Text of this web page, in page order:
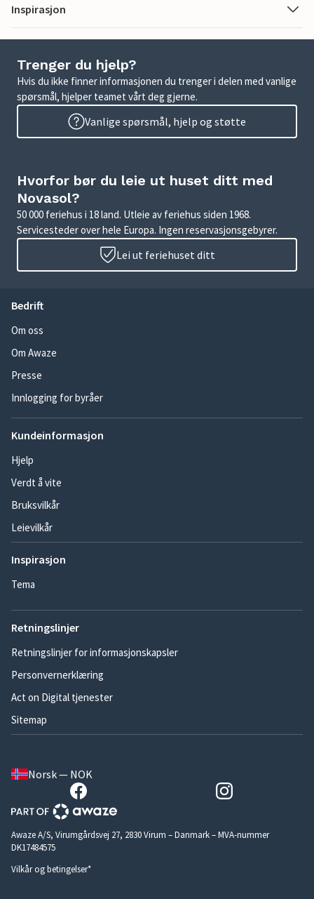
Inspirasjon
Trenger du hjelp?
Hvis du ikke finner informasjonen du trenger i delen med vanlige
spørsmål, hjelper teamet vårt deg gjerne.
Vanlige spørsmål, hjelp og støtte
Hvorfor bør du leie ut huset ditt med
Novasol?
50 000 feriehus i 18 land. Utleie av feriehus siden 1968.
Servicesteder over hele Europa. Ingen reservasjonsgebyrer.
Lei ut feriehuset ditt
Bedrift
Om oss
Om Awaze
Presse
Innlogging for byråer
Kundeinformasjon
Hjelp
Verdt å vite
Bruksvilkår
Leievilkår
Inspirasjon
Tema
Retningslinjer
Retningslinjer for informasjonskapsler
Personvernerklæring
Act on Digital tjenester
Sitemap
Norsk — NOK
Awaze A/S, Virumgårdsvej 27, 2830 Virum – Danmark – MVA-nummer
DK17484575
Vilkår og betingelser*